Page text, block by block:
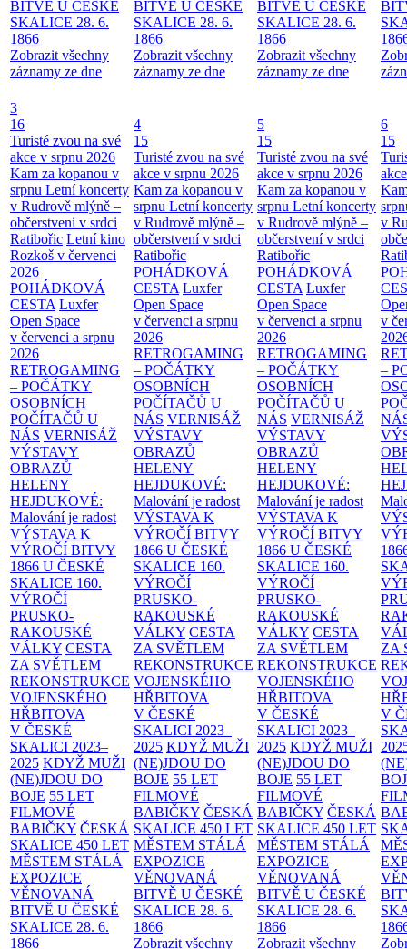
BITVĚ U ČESKÉ
SKALICE 28. 6.
1866
Zobrazit všechny
záznamy ze dne
BITVĚ U ČESKÉ
SKALICE 28. 6.
1866
Zobrazit všechny
záznamy ze dne
BITVĚ U ČESKÉ
SKALICE 28. 6.
1866
Zobrazit všechny
záznamy ze dne
3
16
Turisté zvou na své
akce v srpnu 2026
Kam za kopanou v
srpnu Letní koncerty
v Rudrově mlýně –
občerstvení v srdci
Ratibořic Letní kino
Rozkoš v červenci
2026
POHÁDKOVÁ
CESTA Luxfer
Open Space
v červenci a srpnu
2026
RETROGAMING
– POČÁTKY
OSOBNÍCH
POČÍTAČŮ U
NÁS VERNISÁŽ
VÝSTAVY
OBRAZŮ
HELENY
HEJDUKOVÉ:
Malování je radost
VÝSTAVA K
VÝROČÍ BITVY
1866 U ČESKÉ
SKALICE 160.
VÝROČÍ
PRUSKO-
RAKOUSKÉ
VÁLKY CESTA
ZA SVĚTLEM
REKONSTRUKCE
VOJENSKÉHO
HŘBITOVA
V ČESKÉ
SKALICI 2023–
2025 KDYŽ MUŽI
(NE)JDOU DO
BOJE 55 LET
FILMOVÉ
BABIČKY ČESKÁ
SKALICE 450 LET
MĚSTEM STÁLÁ
EXPOZICE
VĚNOVANÁ
BITVĚ U ČESKÉ
SKALICE 28. 6.
1866
4
15
Turisté zvou na své
akce v srpnu 2026
Kam za kopanou v
srpnu Letní koncerty
v Rudrově mlýně –
občerstvení v srdci
Ratibořic
POHÁDKOVÁ
CESTA Luxfer
Open Space
v červenci a srpnu
2026
RETROGAMING
– POČÁTKY
OSOBNÍCH
POČÍTAČŮ U
NÁS VERNISÁŽ
VÝSTAVY
OBRAZŮ
HELENY
HEJDUKOVÉ:
Malování je radost
VÝSTAVA K
VÝROČÍ BITVY
1866 U ČESKÉ
SKALICE 160.
VÝROČÍ
PRUSKO-
RAKOUSKÉ
VÁLKY CESTA
ZA SVĚTLEM
REKONSTRUKCE
VOJENSKÉHO
HŘBITOVA
V ČESKÉ
SKALICI 2023–
2025 KDYŽ MUŽI
(NE)JDOU DO
BOJE 55 LET
FILMOVÉ
BABIČKY ČESKÁ
SKALICE 450 LET
MĚSTEM STÁLÁ
EXPOZICE
VĚNOVANÁ
BITVĚ U ČESKÉ
SKALICE 28. 6.
1866
Zobrazit všechny
5
15
Turisté zvou na své
akce v srpnu 2026
Kam za kopanou v
srpnu Letní koncerty
v Rudrově mlýně –
občerstvení v srdci
Ratibořic
POHÁDKOVÁ
CESTA Luxfer
Open Space
v červenci a srpnu
2026
RETROGAMING
– POČÁTKY
OSOBNÍCH
POČÍTAČŮ U
NÁS VERNISÁŽ
VÝSTAVY
OBRAZŮ
HELENY
HEJDUKOVÉ:
Malování je radost
VÝSTAVA K
VÝROČÍ BITVY
1866 U ČESKÉ
SKALICE 160.
VÝROČÍ
PRUSKO-
RAKOUSKÉ
VÁLKY CESTA
ZA SVĚTLEM
REKONSTRUKCE
VOJENSKÉHO
HŘBITOVA
V ČESKÉ
SKALICI 2023–
2025 KDYŽ MUŽI
(NE)JDOU DO
BOJE 55 LET
FILMOVÉ
BABIČKY ČESKÁ
SKALICE 450 LET
MĚSTEM STÁLÁ
EXPOZICE
VĚNOVANÁ
BITVĚ U ČESKÉ
SKALICE 28. 6.
1866
Zobrazit všechny
6
15
v
v
–
ZA
V